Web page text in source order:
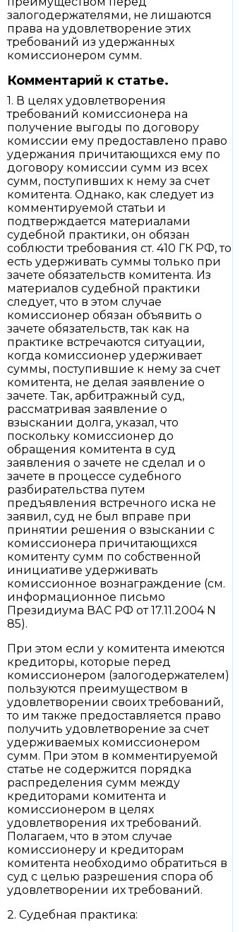
залогодержателями, не лишаются
права на удовлетворение этих
требований из удержанных
комиссионером сумм.
Комментарий к статье.
1. В целях удовлетворения
требований комиссионера на
получение выгоды по договору
комиссии ему предоставлено право
удержания причитающихся ему по
договору комиссии сумм из всех
сумм, поступивших к нему за счет
комитента. Однако, как следует из
комментируемой статьи и
подтверждается материалами
судебной практики, он обязан
соблюсти требования ст. 410 ГК РФ, то
есть удерживать суммы только при
зачете обязательств комитента. Из
материалов судебной практики
следует, что в этом случае
комиссионер обязан объявить о
зачете обязательств, так как на
практике встречаются ситуации,
когда комиссионер удерживает
суммы, поступившие к нему за счет
комитента, не делая заявление о
зачете. Так, арбитражный суд,
рассматривая заявление о
взыскании долга, указал, что
поскольку комиссионер до
обращения комитента в суд
заявления о зачете не сделал и о
зачете в процессе судебного
разбирательства путем
предъявления встречного иска не
заявил, суд не был вправе при
принятии решения о взыскании с
комиссионера причитающихся
комитенту сумм по собственной
инициативе удерживать
комиссионное вознаграждение (см.
информационное письмо
Президиума ВАС РФ от 17.11.2004 N
85).
При этом если у комитента имеются
кредиторы, которые перед
комиссионером (залогодержателем)
пользуются преимуществом в
удовлетворении своих требований,
то им также предоставляется право
получить удовлетворение за счет
удерживаемых комиссионером
сумм. При этом в комментируемой
статье не содержится порядка
распределения сумм между
кредиторами комитента и
комиссионером в целях
удовлетворения их требований.
Полагаем, что в этом случае
комиссионеру и кредиторам
комитента необходимо обратиться в
суд с целью разрешения спора об
удовлетворении их требований.
2. Судебная практика: